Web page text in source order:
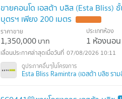
ขายคอนโด เอสต้า บลิส (Esta Bliss)
บุตรฯ เพียง 200 เมตร
ราคาขาย
1,350,000บาท
ประเภทห้อง
1 ห้องนอน
07/08/2026 10:11
Esta Bliss Ramintra (เอสต้า บลิซ รา